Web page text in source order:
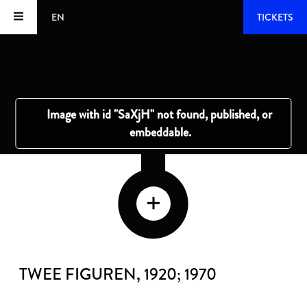
EN TICKETS
TWEE FIGUREN, 1920; 1970